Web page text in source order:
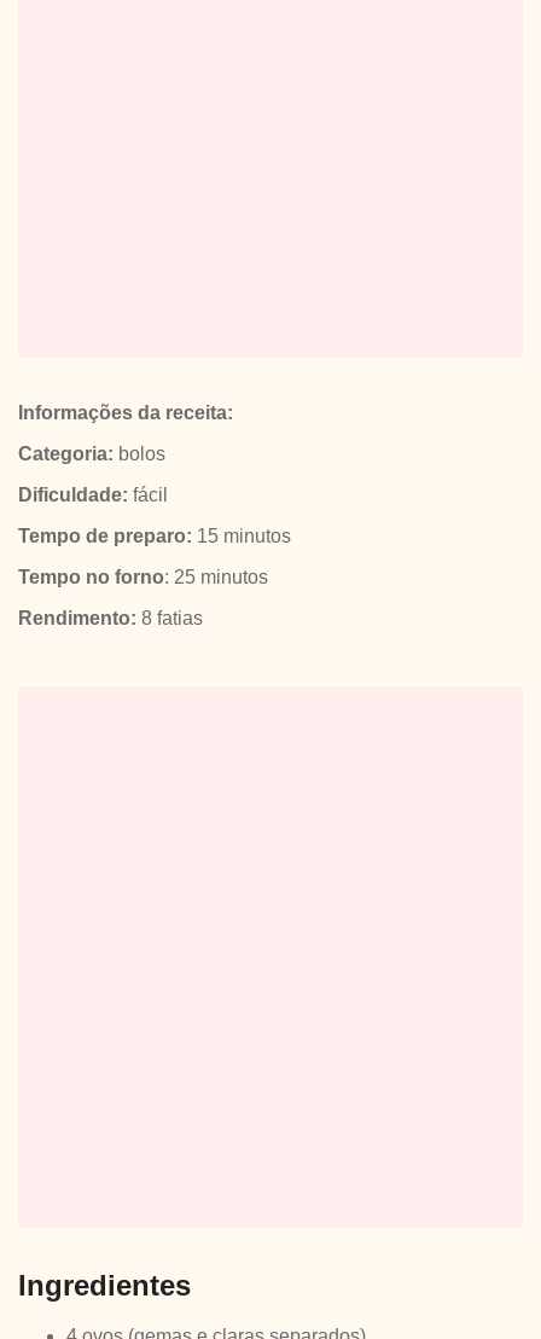
Informações da receita:
Categoria: bolos
Dificuldade: fácil
Tempo de preparo: 15 minutos
Tempo no forno: 25 minutos
Rendimento: 8 fatias
Ingredientes